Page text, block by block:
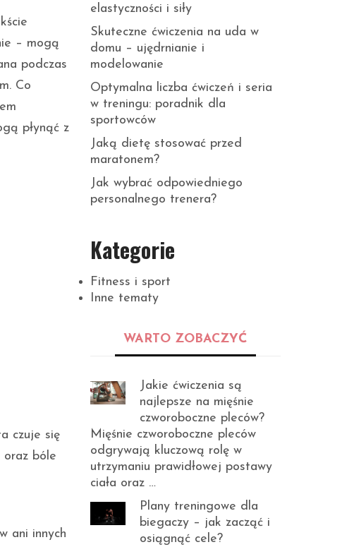
– mogą
podczas
Co
płynąć z
czuje się
oraz bóle
ani innych
elastyczności i siły
Skuteczne ćwiczenia na uda w
domu – ujędrnianie i
modelowanie
Optymalna liczba ćwiczeń i seria
w treningu: poradnik dla
sportowców
Jaką dietę stosować przed
maratonem?
Jak wybrać odpowiedniego
personalnego trenera?
Kategorie
Fitness i sport
Inne tematy
WARTO ZOBACZYĆ
Jakie ćwiczenia są
najlepsze na mięśnie
czworoboczne pleców?
Mięśnie czworoboczne pleców
odgrywają kluczową rolę w
utrzymaniu prawidłowej postawy
ciała oraz …
Plany treningowe dla
biegaczy – jak zacząć i
osiągnąć cele?